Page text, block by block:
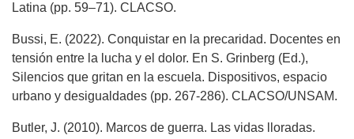
Latina (pp. 59–71). CLACSO.
Bussi, E. (2022). Conquistar en la precaridad. Docentes en
tensión entre la lucha y el dolor. En S. Grinberg (Ed.),
Silencios que gritan en la escuela. Dispositivos, espacio
urbano y desigualdades (pp. 267-286). CLACSO/UNSAM.
Butler, J. (2010). Marcos de guerra. Las vidas lloradas.